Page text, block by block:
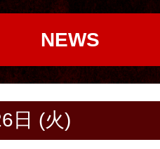
NEWS
日 (火)